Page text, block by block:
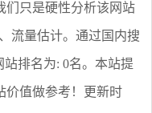
们只是硬性分析该网站
流量估计。通过国内搜
排名为: 0名。本站提
值做参考！ 更新时